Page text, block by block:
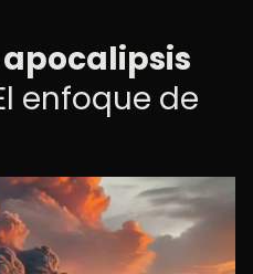
enfoque de